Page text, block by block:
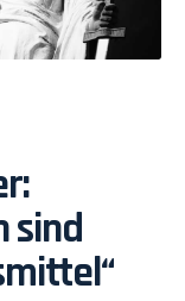
sind